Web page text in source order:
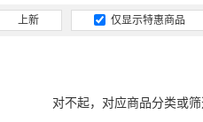
上新 仅显示特惠商品
对不起，对应商品分类或